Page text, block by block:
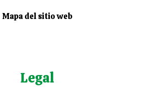
Mapa del sitio web
Legal